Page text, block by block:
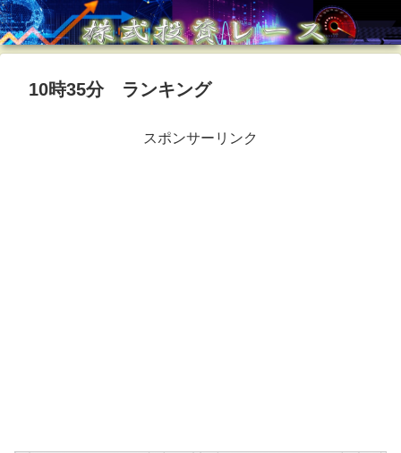
10時35分 ランキング
スポンサーリンク